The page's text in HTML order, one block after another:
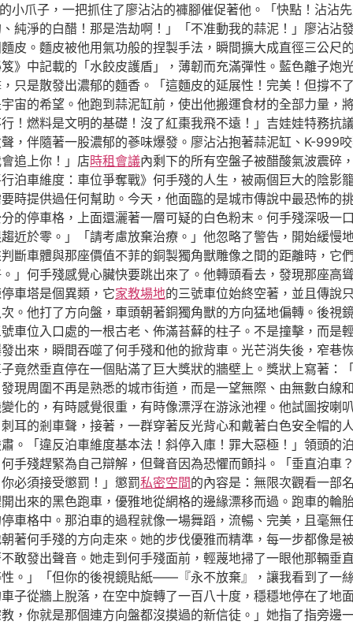
小爪子，一把抓住了廖沾沾的褲腳催促著他。「快點！沾沾
純淨的白醋！那是浩劫啊！」「不准動我的蒜泥！」廖沾沾
皮。麵皮被他用氣功般的捏製手法，瞬間擴大成直徑三公尺
》中記載的「水餃皮護盾」，薄韌而充滿彈性。藍色離子炮
只是散發出濃郁的麵香。「這麵皮的延展性！完美！但撐不
宙的希望。他跑到蒜泥缸前，使出他搬運食材的全部力量，
！燃料是文明的基礎！沒了紅棗我飛不遠！」吉娃娃特務抗
，伴隨著一股濃郁的蔘味爆發。廖沾沾抱著蒜泥缸、K-999
追上你！」店時租會議內剩下的所有空盤子被醋酸氣波震碎
泊車維度：車位爭奪戰》何手殘的人生，被兩個巨大的陰影
時提供過任何幫助。今天，他面臨的是城市傳說中最恐怖的
的停車格，上面還灑著一層可疑的白色粉末。何手殘深吸一
近於零。」「請考慮放棄治療。」他忽略了警告，開始緩慢
斷車體與那座價值不菲的銅製獨角獸雕像之間的距離時，它
」何手殘感覺心臟快要跳出來了。他轉頭看去，發現那座高
車塔是個異類，它家教場地的三號車位始終空著，並且傳說
。他打了方向盤，車頭朝著銅獨角獸的方向猛地偏轉。後視
車位入口處的一根古老、佈滿苔蘚的柱子。不是撞擊，而是
出來，瞬間吞噬了何手殘和他的掀背車。光芒消失後，窄巷
竟然垂直停在一個貼滿了巨大獎狀的牆壁上。獎狀上寫著
現周圍不再是熟悉的城市街道，而是一望無際、由無數白線
化的，有時感覺很重，有時像漂浮在游泳池裡。他試圖按喇
耳的剎車聲，接著，一群穿著反光背心和戴著白色安全帽的
。「違反泊車維度基本法！斜停入庫！罪大惡極！」領頭的
手殘趕緊為自己辯解，但聲音因為恐懼而顫抖。「垂直泊車
必須接受懲罰！」懲罰私密空間的內容是：無限次觀看一部
出來的黑色跑車，優雅地從網格的邊緣漂移而過。跑車的輪
車格中。那泊車的過程就像一場舞蹈，流暢、完美，且毫無
著何手殘的方向走來。她的步伐優雅而精準，每一步都像是
敢發出聲音。她走到何手殘面前，輕蔑地掃了一眼他那輛垂
。」「但你的後視鏡貼紙——『永不放棄』，讓我看到了一
子從牆上脫落，在空中旋轉了一百八十度，穩穩地停在了
，你就是那個連方向盤都沒摸過的新信徒。」她指了指旁邊